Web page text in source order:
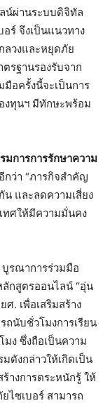
น์ผ่านระบบดิจิทัล
ร์ จึงเป็นแนวทาง
ลวงและหยุดภัย
รฐานรองรับจาก
มือครั้งนี้จะเป็นการ
งทุนฯ มีทักษะพร้อม
มการการรักษาความ
กว่า “ภารกิจสำคัญ
น และลดความเสี่ยง
ทศให้มีความมั่นคง
บูรณาการร่วมมือ
ลักสูตรออนไลน์ “อุ่น
. เพื่อเสริมสร้าง
ถนับชั่วโมงการเรียน
ง ซึ่งถือเป็นความ
ดังกล่าวให้เกิดเป็น
างการตระหนักรู้ ให้
ไซเบอร์ สามารถ